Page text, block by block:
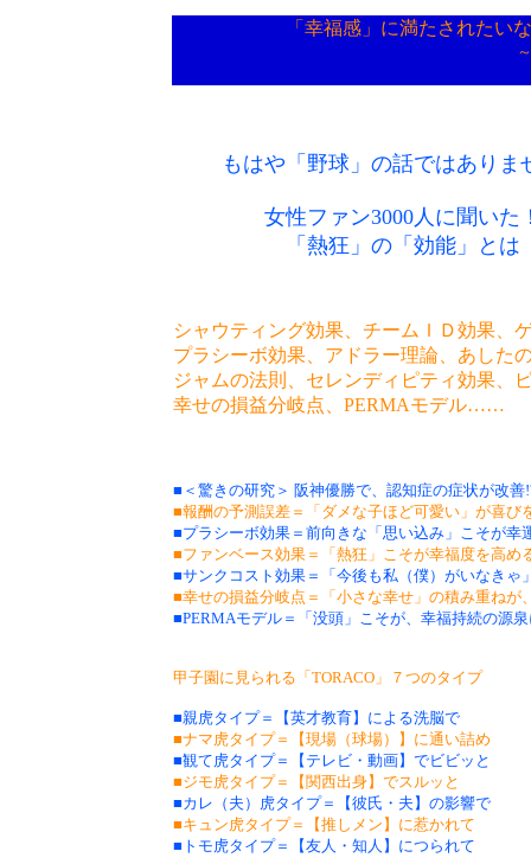
「幸福感」に満たされたい
もはや「野球」の話ではありま
女性ファン3000人に聞いた
「熱狂」の「効能」とは
シャウティング効果、チームＩＤ効果、
プラシーボ効果、アドラー理論、あした
ジャムの法則、セレンディピティ効果、
幸せの損益分岐点、PERMAモデル……
■＜驚きの研究＞ 阪神優勝で、認知症の症状が改善
■報酬の予測誤差＝「ダメな子ほど可愛い」が喜び
■プラシーボ効果＝前向きな「思い込み」こそが幸
■ファンベース効果＝「熱狂」こそが幸福度を高め
■サンクコスト効果＝「今後も私（僕）がいなきゃ
■幸せの損益分岐点＝「小さな幸せ」の積み重ねが
■PERMAモデル＝「没頭」こそが、幸福持続の源
甲子園に見られる「TORACO」７つのタイプ
■親虎タイプ＝【英才教育】による洗脳で
■ナマ虎タイプ＝【現場（球場）】に通い詰め
■観て虎タイプ＝【テレビ・動画】でビビッと
■ジモ虎タイプ＝【関西出身】でスルッと
■カレ（夫）虎タイプ＝【彼氏・夫】の影響で
■キュン虎タイプ＝【推しメン】に惹かれて
■トモ虎タイプ＝【友人・知人】につられて